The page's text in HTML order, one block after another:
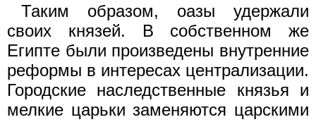
Таким образом, оазы удержали
своих князей. В собственном же
Египте были произведены внутренние
реформы в интересах централизации.
Городские наследственные князья и
мелкие царьки заменяются царскими